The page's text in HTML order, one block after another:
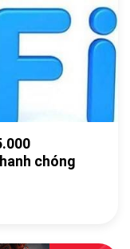
chóng